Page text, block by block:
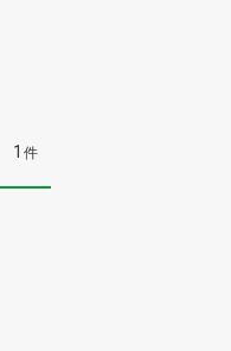
1 件